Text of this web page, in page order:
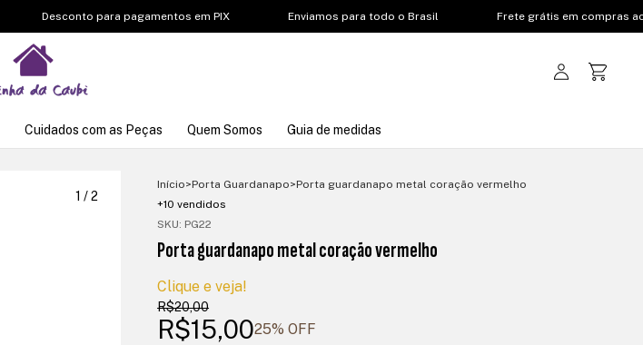
Desconto para pagamentos em PIX Enviamos para todo o Brasil Frete grátis em compras
Cuidados com as Peças Quem Somos Guia de medidas
1 /2
Início>Porta Guardanapo>Porta guardanapo metal coração vermelho
+10 vendidos
SKU: PG22
Porta guardanapo metal coração vermelho
Clique e veja!
R$20,00
R$15,0025% OFF